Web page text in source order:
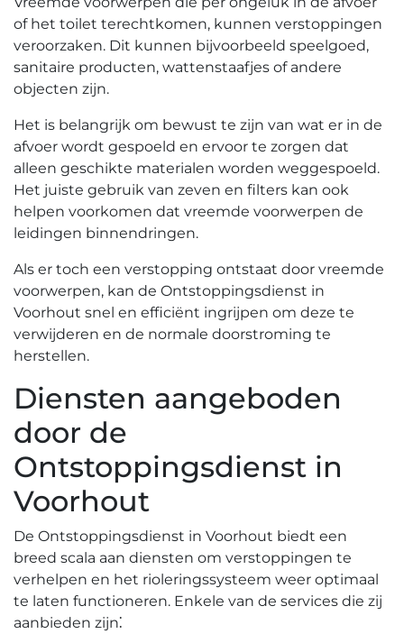
of het toilet terechtkomen, kunnen verstoppingen
veroorzaken.​ Dit kunnen bijvoorbeeld speelgoed,
sanitaire producten, wattenstaafjes of andere
objecten zijn.​
Het is belangrijk om bewust te zijn van wat er in de
afvoer wordt gespoeld en ervoor te zorgen dat
alleen geschikte materialen worden weggespoeld.​
Het juiste gebruik van zeven en filters kan ook
helpen voorkomen dat vreemde voorwerpen de
leidingen binnendringen.​
Als er toch een verstopping ontstaat door vreemde
voorwerpen, kan de Ontstoppingsdienst in
Voorhout snel en efficiënt ingrijpen om deze te
verwijderen en de normale doorstroming te
herstellen.​
Diensten aangeboden
door de
Ontstoppingsdienst in
Voorhout
De Ontstoppingsdienst in Voorhout biedt een
breed scala aan diensten om verstoppingen te
verhelpen en het rioleringssysteem weer optimaal
te laten functioneren. Enkele van de services die zij
aanbieden zijn⁚